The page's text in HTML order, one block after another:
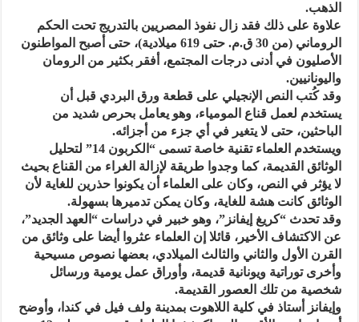
الذهب.
علاوة على ذلك فقد زال نفوذ المصريين بالتدريج تحت الحكم
الروماني (من 30 ق.م. حتى 619 ميلادية)، حتى أصبح المواطنون
الأصليون في أدنى درجات المجتمع، أفقر بكثير من الرومان
واليونانيين.
وقد كُتب النص الإنجيلي على قطعة ورق البردي قبل أن
يستخدم لعمل قناع المومياء، وهو يعامل بحرص شديد من
الباحثين، حتى لا يتغير في أي جزء من أجزائه.
ويستخدم العلماء تقنية خاصة تسمى “الكربون 14” لتحليل
الوثائق القديمة، كما وجدوا طريقة لإزالة الغراء من القناع بحيث
لا يؤثر في النص، وكان على العلماء أن يكونوا حذرين للغاية لأن
الوثائق كانت هشة للغاية، وكان يمكن تدميرها بسهولة.
وقد تحدث “كريغ إيفانز”، وهو خبير في دراسات “العهد الجديد”،
عن الاكتشاف الأخير، قائلا إن العلماء عثروا أيضا على وثائق من
القرن الأول والثاني والثالث الميلادي، بعضها نصوص مسيحية
وأخرى توراتية ويونانية قديمة، وأوراق عمل يومية ورسائل
شخصية من تلك العصور القديمة.
وإيفانز أستاذ في كلية اللاهوت بمدينة ولف فيل في كندا، وأوضح